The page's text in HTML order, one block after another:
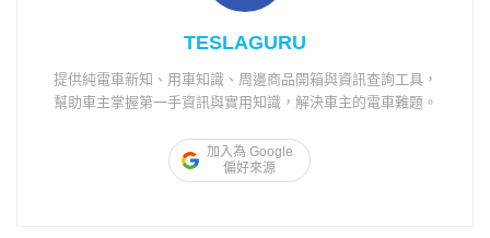
TESLAGURU
提供純電車新知、用車知識、周邊商品開箱與資訊查詢工具，
幫助車主掌握第一手資訊與實用知識，解決車主的電車難題。
加入為 Google
偏好來源